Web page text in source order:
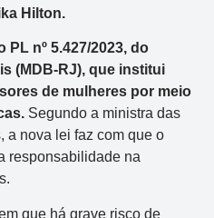
Hilton.
PL nº 5.427/2023, do
(MDB-RJ), que institui
de mulheres por meio
Segundo a ministra das
a nova lei faz com que o
responsabilidade na
que há grave risco de